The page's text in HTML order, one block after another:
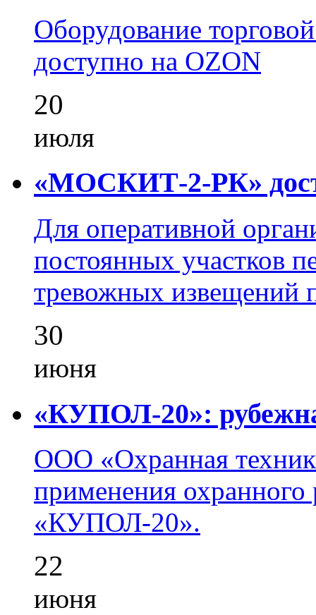
Оборудование
доступно на OZON
20
июля
«МОСКИТ-2-РК»
Для оперативной
постоянных участков
тревожных извещений
30
июня
«КУПОЛ-20»:
ООО «Охранная
применения охранного
«КУПОЛ-20».
22
июня